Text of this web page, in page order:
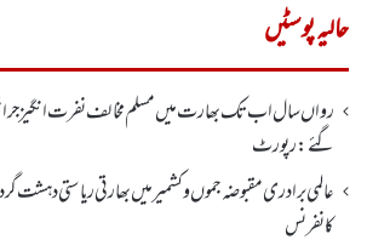
حالیہ پوسٹیں
گئے: رپورٹ
عالمی برادری مقبوضہ جموں وکشمیر میں بھارتی ریاستی
کانفرنس